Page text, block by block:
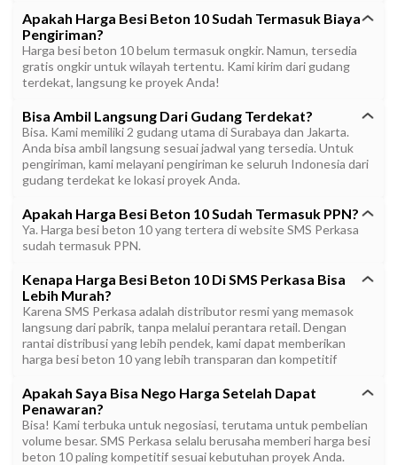
Apakah Harga Besi Beton 10 Sudah Termasuk Biaya
Pengiriman?
Harga besi beton 10 belum termasuk ongkir. Namun, tersedia
gratis ongkir untuk wilayah tertentu. Kami kirim dari gudang
terdekat, langsung ke proyek Anda!
Bisa Ambil Langsung Dari Gudang Terdekat?
Bisa. Kami memiliki 2 gudang utama di Surabaya dan Jakarta.
Anda bisa ambil langsung sesuai jadwal yang tersedia. Untuk
pengiriman, kami melayani pengiriman ke seluruh Indonesia dari
gudang terdekat ke lokasi proyek Anda.
Apakah Harga Besi Beton 10 Sudah Termasuk PPN?
Ya. Harga besi beton 10 yang tertera di website SMS Perkasa
sudah termasuk PPN.
Kenapa Harga Besi Beton 10 Di SMS Perkasa Bisa
Lebih Murah?
Karena SMS Perkasa adalah distributor resmi yang memasok
langsung dari pabrik, tanpa melalui perantara retail. Dengan
rantai distribusi yang lebih pendek, kami dapat memberikan
harga besi beton 10 yang lebih transparan dan kompetitif
Apakah Saya Bisa Nego Harga Setelah Dapat
Penawaran?
Bisa! Kami terbuka untuk negosiasi, terutama untuk pembelian
volume besar. SMS Perkasa selalu berusaha memberi harga besi
beton 10 paling kompetitif sesuai kebutuhan proyek Anda.